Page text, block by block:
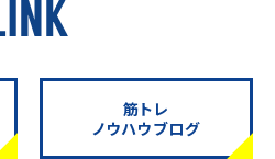
筋トレ
ノウハウブログ